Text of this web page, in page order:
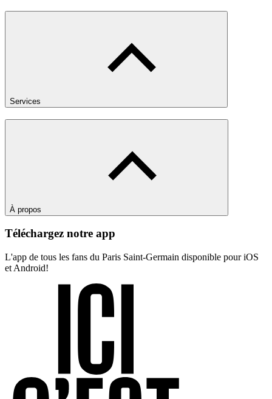
Services
À propos
Téléchargez notre app
L'app de tous les fans du Paris Saint-Germain disponible pour iOS
et Android!